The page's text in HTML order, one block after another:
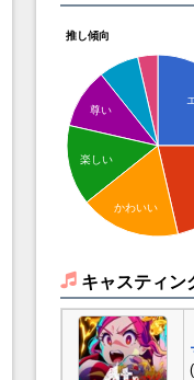
推し傾向
尊い
楽しい
かわいい
キャスティン